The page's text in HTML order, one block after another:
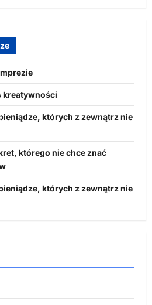
kreatywności
których z zewnątrz nie
którego nie chce znać
których z zewnątrz nie